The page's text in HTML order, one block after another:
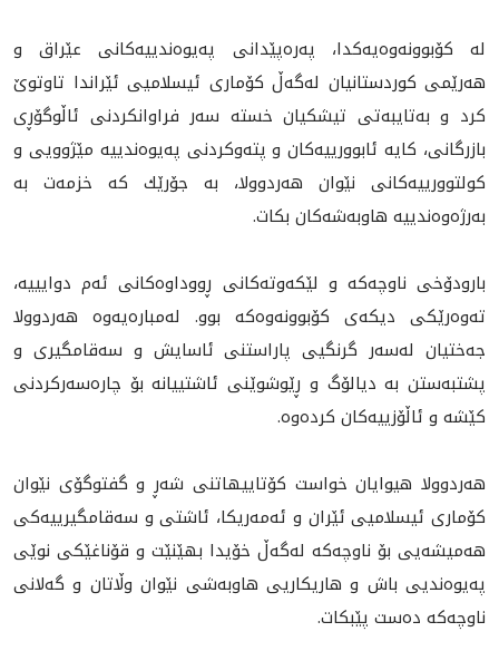
لە کۆبوونەوه‌يه‌كدا، پەرەپێدانی پەیوەندییەکانی عێراق و
هەرێمی کوردستانيان لەگەڵ کۆماری ئیسلامیی ئێراندا تاوتوێ
کرد و بەتایبەتی تیشکيان خستە سەر فراوانکردنی ئاڵوگۆڕی
بازرگانی، کایە ئابوورییەکان و پتەوکردنی پەیوەندییە مێژوویی و
کولتوورییەکانی نێوان هەردوولا، بە جۆرێك کە خزمەت بە
بەرژەوەندییە هاوبەشەکان بکات.
بارودۆخی ناوچەکە و لێکەوتەکانی ڕووداوەکانی ئەم دوایییە،
تەوەرێکی دیکەی کۆبوونەوەکە بوو. له‌مباره‌يه‌وه‌ هەردوولا
جەختیان لەسەر گرنگیی پاراستنی ئاسایش و سەقامگیری و
پشتبەستن بە دیالۆگ و ڕێوشوێنى ئاشتيیانە بۆ چارەسەرکردنی
کێشە و ئاڵۆزییەکان کردەوە.
هه‌ردوولا هيوايان خواست كۆتاييهاتنى شه‌ڕ و گفتوگۆى نێوان
كۆمارى ئيسلاميى ئێران و ئه‌مه‌ريكا، ئاشتى و سه‌قامگيرييه‌كى
هه‌ميشه‌يى بۆ ناوچه‌كه‌ له‌گه‌ڵ‌ خۆيدا بهێنێت و قۆناغێكى نوێى
په‌يوه‌نديى باش و هاريكاريى هاوبه‌شى نێوان وڵاتان و گه‌لانى
ناوچه‌كه‌ ده‌ست پێبكات.